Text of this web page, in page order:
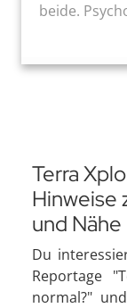
beide.
Terra
Hinweise
und Nähe
Du
Reportage
normal?"